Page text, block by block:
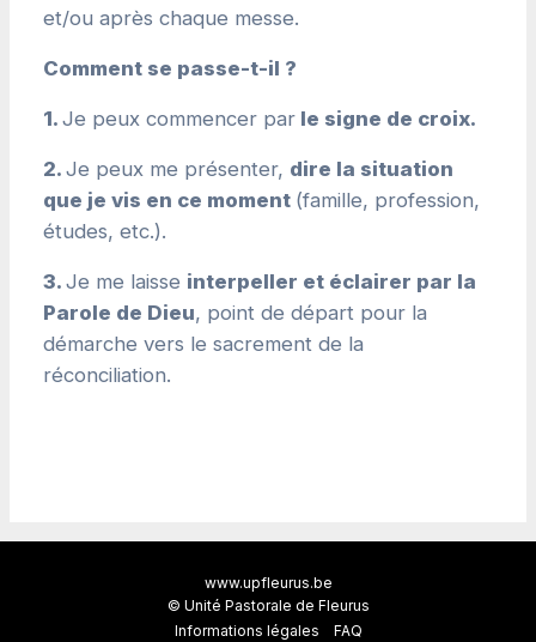
et/ou après chaque messe.
Comment se passe-t-il ?
1. Je peux commencer par le signe de croix.
2. Je peux me présenter, dire la situation
que je vis en ce moment (famille, profession,
études, etc.).
3. Je me laisse interpeller et éclairer par la
Parole de Dieu, point de départ pour la
démarche vers le sacrement de la
réconciliation.
www.upfleurus.be
© Unité Pastorale de Fleurus
Informations légales
FAQ